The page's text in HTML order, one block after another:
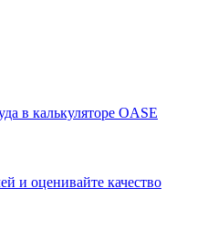
в калькуляторе OASE